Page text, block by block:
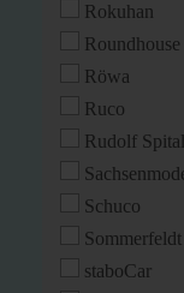
Rokuhan
Roundhouse
Röwa
Ruco
Rudolf
Schuco
Sommerfeldt
staboCar